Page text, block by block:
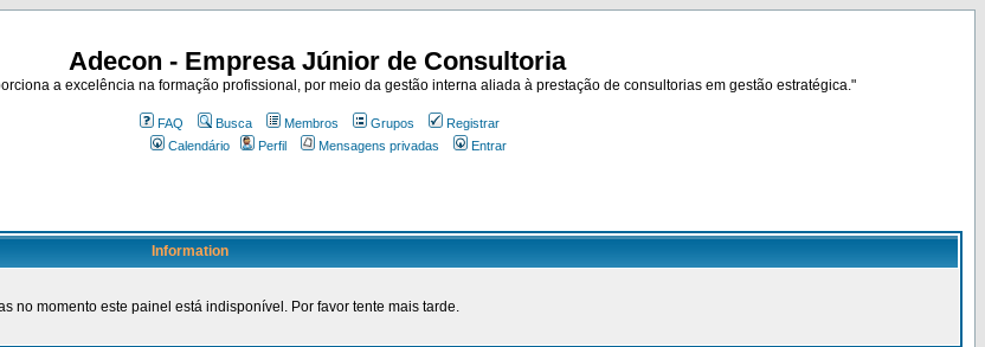
Adecon - Empresa Júnior de Consultoria
a excelência na formação profissional, por meio da gestão interna aliada à prestação de consultorias em gestão estratégica."
FAQ Busca Membros Grupos
Registrar
Calendário
Perfil Mensagens privadas Entrar
Information
no momento este painel está indisponível. Por favor tente mais tarde.